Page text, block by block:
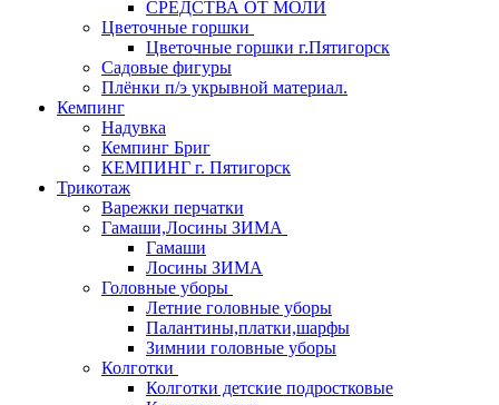
СРЕДСТВА ОТ МОЛИ
Цветочные горшки
Цветочные горшки г.Пятигорск
Садовые фигуры
Плёнки п/э укрывной материал.
Кемпинг
Надувка
Кемпинг Бриг
КЕМПИНГ г. Пятигорск
Трикотаж
Варежки перчатки
Гамаши,Лосины ЗИМА
Гамаши
Лосины ЗИМА
Головные уборы
Летние головные уборы
Палантины,платки,шарфы
Зимнии головные уборы
Колготки
Колготки детские подростковые